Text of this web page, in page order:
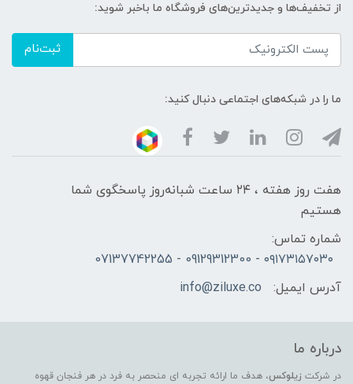
از تخفیف‌ها و جدیدترین‌های فروشگاه ما باخبر شوید:
ثبت‌نام
ما را در شبکه‌های اجتماعی دنبال کنید:
هفت روز هفته ، ۲۴ ساعت شبانه‌روز پاسخگوی شما
هستیم
شماره تماس:
۰۹۱۷۳۱۵۷۰۳۰ - 09129312300 - 07137742255
آدرس ایمیل:
info@ziluxe.co
درباره ما
در شرکت زیلوکس، هدف ما ارائه تجربه ای منحصر به فرد در هر فنجان قهوه